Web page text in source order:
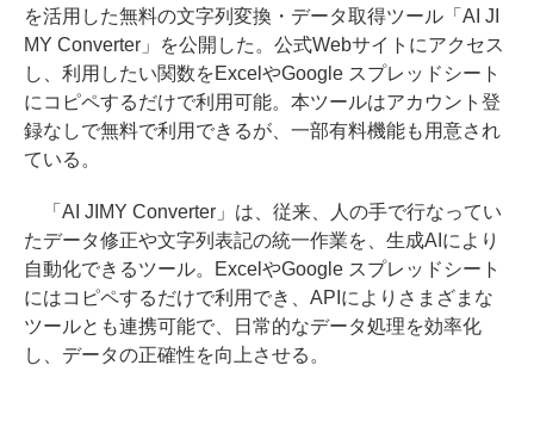
を活用した無料の文字列変換・データ取得ツール「AI JI
MY Converter」を公開した。公式Webサイトにアクセス
し、利用したい関数をExcelやGoogle スプレッドシート
にコピペするだけで利用可能。本ツールはアカウント登
録なしで無料で利用できるが、一部有料機能も用意され
ている。
「AI JIMY Converter」は、従来、人の手で行なってい
たデータ修正や文字列表記の統一作業を、生成AIにより
自動化できるツール。ExcelやGoogle スプレッドシート
にはコピペするだけで利用でき、APIによりさまざまな
ツールとも連携可能で、日常的なデータ処理を効率化
し、データの正確性を向上させる。